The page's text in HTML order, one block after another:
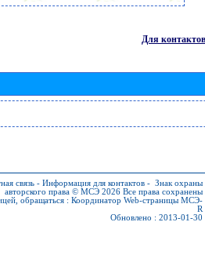
Для контактов
связь - Информация для контактов - Знак охраны
авторского права © МСЭ 2026 Все права сохранены
обращаться : Координатор Web-страницы МСЭ-
R
Обновлено : 2013-01-30